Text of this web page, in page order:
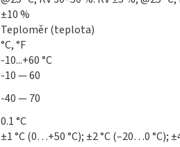
±10 %
Teploměr (teplota)
°C, °F
-10...+60 °C
-10 — 60
-40 — 70
0.1 °C
±1 °C (0…+50 °C); ±2 °C (–20…0